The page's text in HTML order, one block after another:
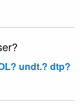
undt.? dtp?